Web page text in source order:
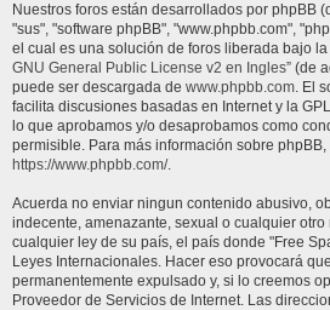
Nuestros foros están desarrollados por phpBB
"sus", "software phpBB", "www.phpbb.com",
el cual es una solución de foros liberada bajo la
GNU General Public License v2 en Ingles” (de
puede ser descargada de www.phpbb.com. El
facilita discusiones basadas en Internet y la
lo que aprobamos y/o desaprobamos como
permisible. Para más información sobre phpBB,
https://www.phpbb.com/.
Acuerda no enviar ningun contenido abusivo,
indecente, amenazante, sexual o cualquier
cualquier ley de su país, el país donde "Free
Leyes Internacionales. Hacer eso provocará
permanentemente expulsado y, si lo creemos
Proveedor de Servicios de Internet. Las